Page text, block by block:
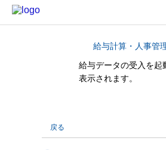
カテゴリから探す給与計算・人事管
給与データの受入を起
表示されます。
戻る